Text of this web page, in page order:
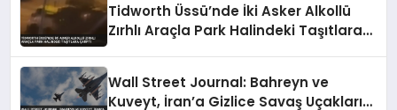
Tidworth Üssü’nde İki Asker Alkollü
Zırhlı Araçla Park Halindeki Taşıtlara
Wall Street Journal: Bahreyn ve
Kuveyt, İran’a Gizlice Savaş Uçakları